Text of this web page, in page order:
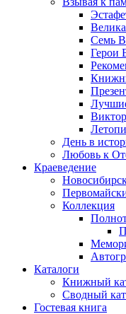
Семь
Герои
День в
Любовь к
Краеведение
Коллекция
Каталоги
Книжный
Сводный
Гостевая книга